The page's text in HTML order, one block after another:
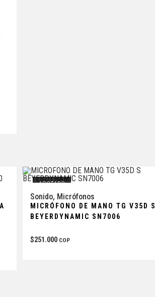
AGOTADO
Sonido, Micrófonos
MICRÓFONO DE MANO TG V35D S
BEYERDYNAMIC SN7006
$251.000 COP